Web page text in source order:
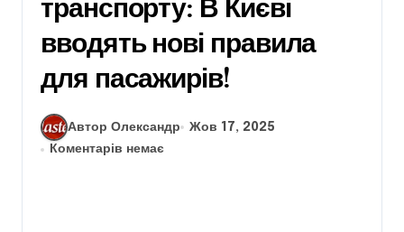
транспорту: В Києві
вводять нові правила
для пасажирів!
Автор Олександр
Жов 17, 2025
Коментарів немає